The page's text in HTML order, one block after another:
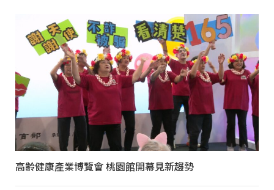
高齡健康產業博覽會 桃園館開幕見新趨勢